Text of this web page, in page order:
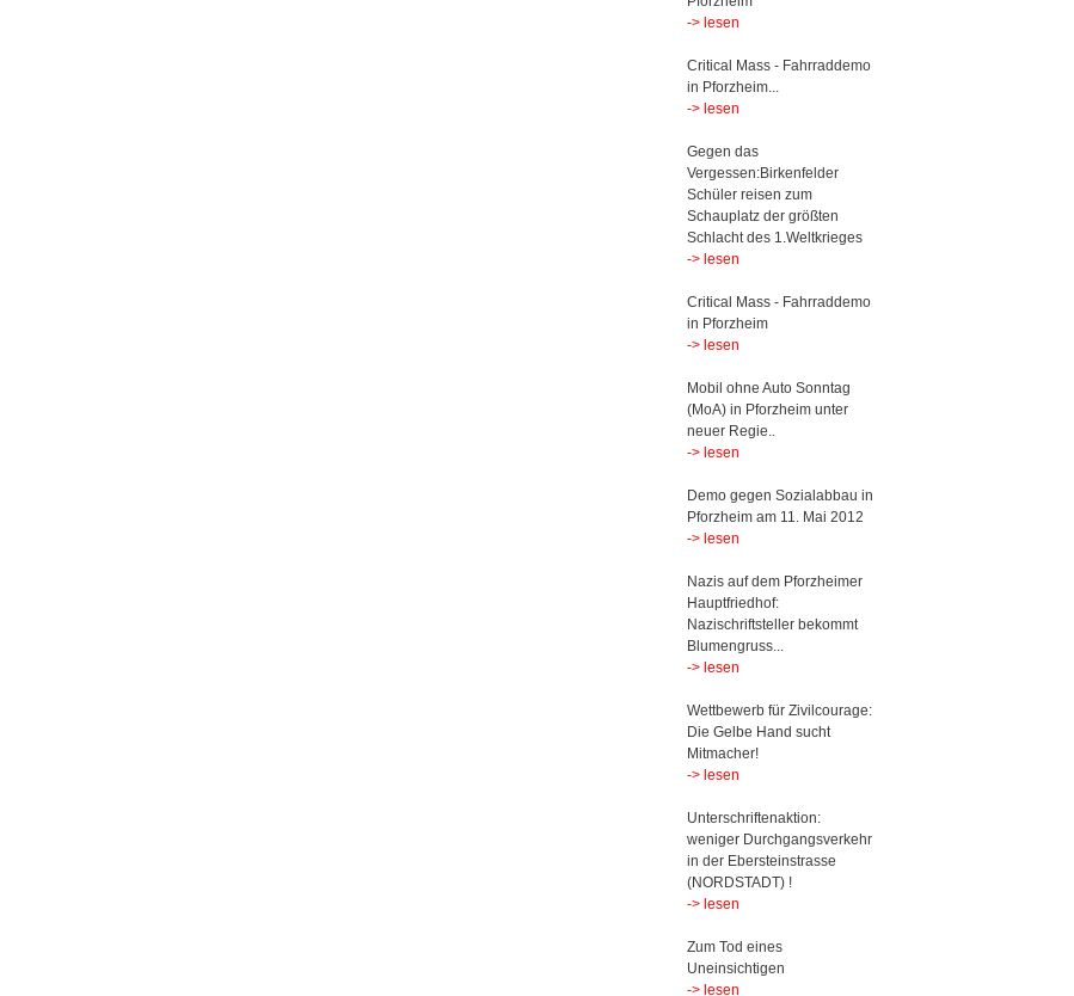
-> lesen
Critical Mass - Fahrraddemo
in Pforzheim...
-> lesen
Gegen das
Vergessen:Birkenfelder
Schüler reisen zum
Schauplatz der größten
Schlacht des 1.Weltkrieges
-> lesen
Critical Mass - Fahrraddemo
in Pforzheim
-> lesen
Mobil ohne Auto Sonntag
(MoA) in Pforzheim unter
neuer Regie..
-> lesen
Demo gegen Sozialabbau in
Pforzheim am 11. Mai 2012
-> lesen
Nazis auf dem Pforzheimer
Hauptfriedhof:
Nazischriftsteller bekommt
Blumengruss...
-> lesen
Wettbewerb für Zivilcourage:
Die Gelbe Hand sucht
Mitmacher!
-> lesen
Unterschriftenaktion:
weniger Durchgangsverkehr
in der Ebersteinstrasse
(NORDSTADT) !
-> lesen
Zum Tod eines
Uneinsichtigen
-> lesen